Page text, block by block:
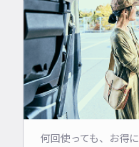
何回使っても、お得に